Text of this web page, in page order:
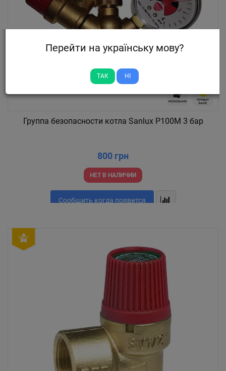
Группа безопасности котла Sanlux P100M 3 бар
800 грн
НЕТ В НАЛИЧИИ
Сообщить когда появится
Перейти на українську мову?
ТАК НІ